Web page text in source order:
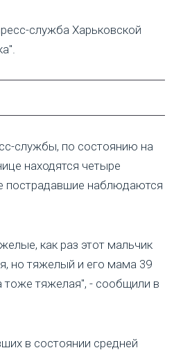
служба Харьковской
службы, по состоянию на
находятся четыре
пострадавшие наблюдаются
как раз этот мальчик
но тяжелый и его мама 39
тоже тяжелая", - сообщили в
в состоянии средней